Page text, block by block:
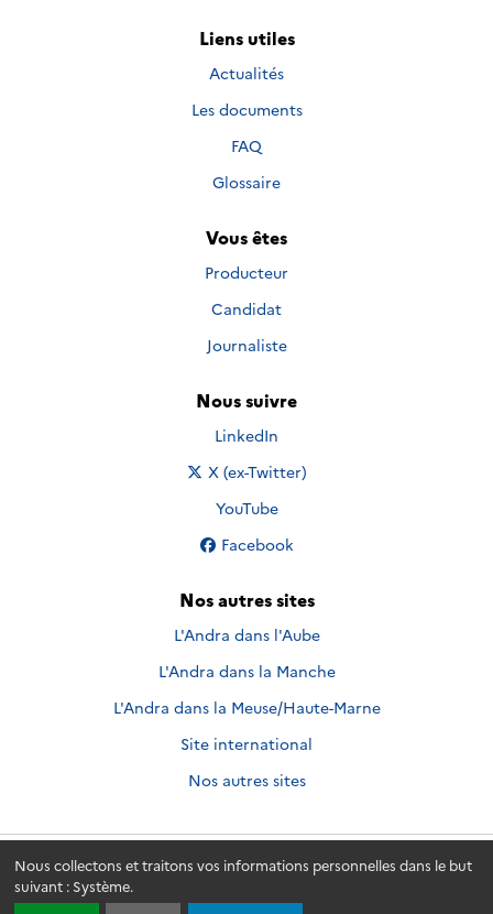
Nous collectons et traitons vos informations personnelles dans le but
suivant : Système.
Liens utiles
Actualités
Les documents
FAQ
Glossaire
Vous êtes
Producteur
Candidat
Journaliste
Nous suivre
Nous suivre sur
LinkedIn
Nous suivre sur
X (ex-Twitter)
Nous suivre sur
YouTube
Nous suivre sur
Facebook
Nos autres sites
L'Andra dans l'Aube
L'Andra dans la Manche
L'Andra dans la Meuse/Haute-Marne
Site international
Nos autres sites
Andra.fr © 2026 - Andra. Tous droits réservés.